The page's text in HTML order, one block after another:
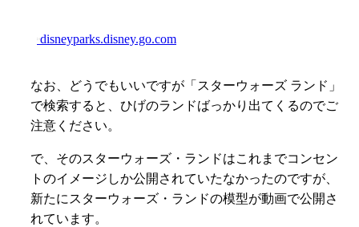
disneyparks.disney.go.com
なお、どうでもいいですが「スターウォーズ ランド」
で検索すると、ひげのランドばっかり出てくるのでご
注意ください。
で、そのスターウォーズ・ランドはこれまでコンセン
トのイメージしか公開されていたなかったのですが、
新たにスターウォーズ・ランドの模型が動画で公開さ
れています。